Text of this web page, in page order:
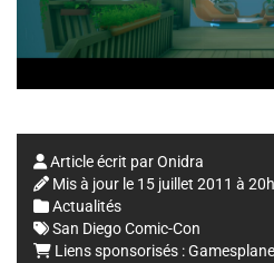
Article écrit parOnidra
Mis à jour le 15 juillet 2011 à
Actualités
San Diego Comic-Con
Liens sponsorisés :